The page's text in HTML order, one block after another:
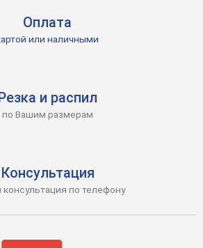
Оплата
или наличными
и распил
по Вашим размерам
Консультация
консультация по телефону